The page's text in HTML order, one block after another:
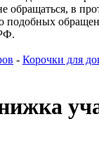
обращаться, в
подобных
- Корочки для